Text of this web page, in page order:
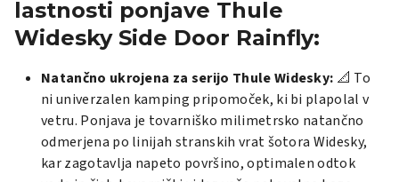
lastnosti ponjave Thule
Widesky Side Door Rainfly:
Natančno ukrojena za serijo Thule Widesky: 📐 To
ni univerzalen kamping pripomoček, ki bi plapolal v
vetru. Ponjava je tovarniško milimetrsko natančno
odmerjena po linijah stranskih vrat šotora Widesky,
kar zagotavlja napeto površino, optimalen odtok